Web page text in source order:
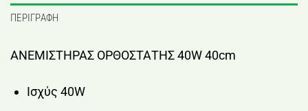
ΠΕΡΙΓΡΑΦΉ
ΑΝΕΜΙΣΤΗΡΑΣ ΟΡΘΟΣΤΑΤΗΣ 40W 40cm
Ισχύς 40W